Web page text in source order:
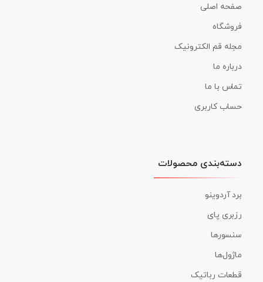
صفحه اصلی
فروشگاه
مجله قم الکترونیک
درباره ما
تماس با ما
حساب کاربری
دسته‌بندی محصولات
برد آردوینو
رزبری پای
سنسورها
ماژول‌ها
قطعات رباتیک